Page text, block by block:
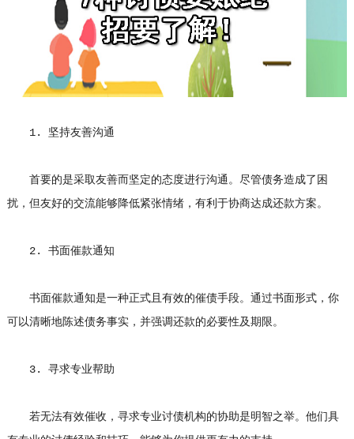
1. 坚持友善沟通
首要的是采取友善而坚定的态度进行沟通。尽管债务造成了困
扰，但友好的交流能够降低紧张情绪，有利于协商达成还款方案。
2. 书面催款通知
书面催款通知是一种正式且有效的催债手段。通过书面形式，你
可以清晰地陈述债务事实，并强调还款的必要性及期限。
3. 寻求专业帮助
若无法有效催收，寻求专业讨债机构的协助是明智之举。他们具